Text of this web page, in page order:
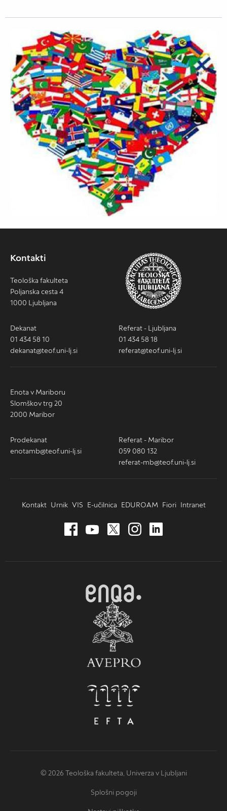
Kontakti
Teološka fakulteta
Poljanska cesta 4
1000 Ljubljana
Dekanat
01 434 58 10
dekanat@teof.uni-lj.si
Referat - Ljubljana
01 434 58 18
referat@teof.uni-lj.si
Enota v Mariboru
Slomškov trg 20
2000 Maribor
Prodekanat
enotamb@teof.uni-lj.si
Referat - Maribor
059 080 132
referat-mb@teof.uni-lj.si
Kontakt Urnik VIS E-učilnica EDUROAM Fiori Intranet
© 2026 Teološka fakulteta, Univerza v Ljubljani
Splošni pogoji